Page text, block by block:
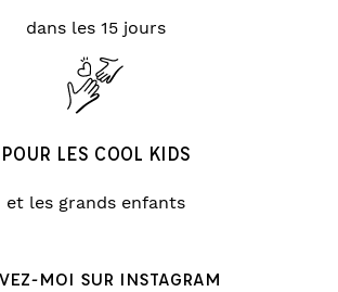
dans les 15 jours
POUR LES COOL KIDS
et les grands enfants
MOI SUR INSTAGRAM